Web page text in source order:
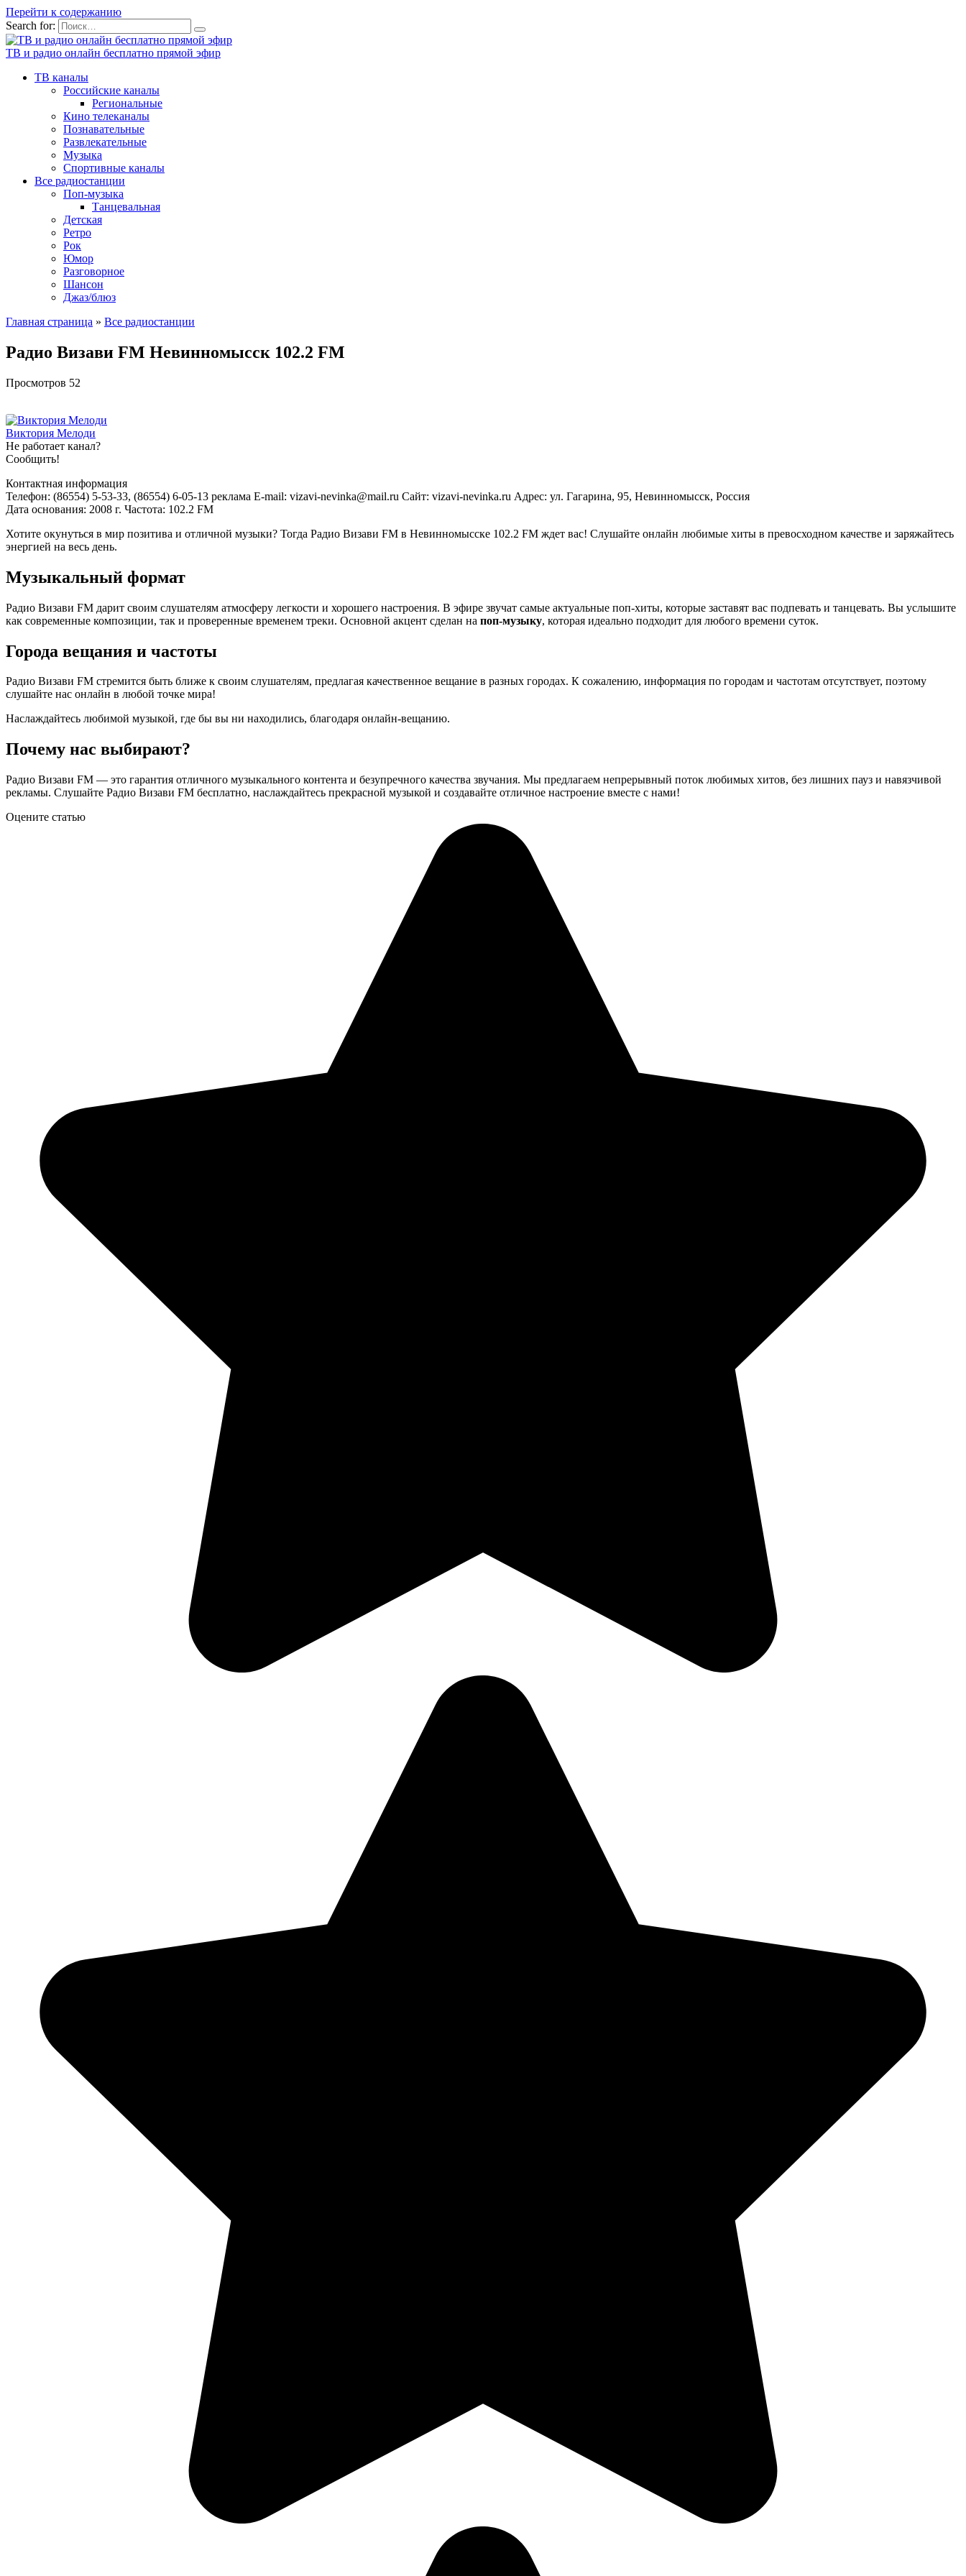
Перейти к содержанию
Search for:
ТВ и радио онлайн бесплатно прямой эфир
ТВ каналы
Российские каналы
Региональные
Кино телеканалы
Познавательные
Развлекательные
Музыка
Спортивные каналы
Все радиостанции
Поп-музыка
Танцевальная
Детская
Ретро
Рок
Юмор
Разговорное
Шансон
Джаз/блюз
Главная страница » Все радиостанции
Радио Визави FM Невинномысск 102.2 FM
Просмотров 52
Виктория Мелоди
Не работает канал?
Сообщить!
Контактная информация
Телефон: (86554) 5-53-33, (86554) 6-05-13 реклама E-mail: vizavi-nevinka@mail.ru Сайт: vizavi-nevinka.ru Адрес: ул. Гагарина, 95, Невинномысск, Россия
Дата основания: 2008 г. Частота: 102.2 FM
Хотите окунуться в мир позитива и отличной музыки? Тогда Радио Визави FM в Невинномысске 102.2 FM ждет вас! Слушайте онлайн любимые хиты в превосходном качестве и заряжайтесь
энергией на весь день.
Музыкальный формат
Радио Визави FM дарит своим слушателям атмосферу легкости и хорошего настроения. В эфире звучат самые актуальные поп-хиты, которые заставят вас подпевать и танцевать. Вы услышите
как современные композиции, так и проверенные временем треки. Основной акцент сделан на поп-музыку, которая идеально подходит для любого времени суток.
Города вещания и частоты
Радио Визави FM стремится быть ближе к своим слушателям, предлагая качественное вещание в разных городах. К сожалению, информация по городам и частотам отсутствует, поэтому
слушайте нас онлайн в любой точке мира!
Наслаждайтесь любимой музыкой, где бы вы ни находились, благодаря онлайн-вещанию.
Почему нас выбирают?
Радио Визави FM — это гарантия отличного музыкального контента и безупречного качества звучания. Мы предлагаем непрерывный поток любимых хитов, без лишних пауз и навязчивой
рекламы. Слушайте Радио Визави FM бесплатно, наслаждайтесь прекрасной музыкой и создавайте отличное настроение вместе с нами!
Оцените статью